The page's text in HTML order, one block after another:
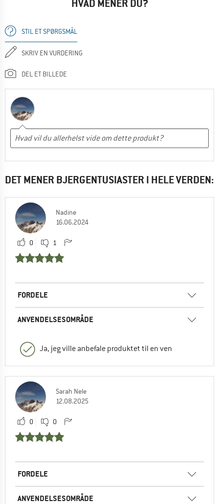
HVAD MENER DU?
STIL ET SPØRGSMÅL
SKRIV EN VURDERING
DEL ET BILLEDE
DET MENER BJERGENTUSIASTER I HELE VERDEN:
Nadine
16.06.2024
0 1
FORDELE
ANVENDELSESOMRÅDE
Ja, jeg ville anbefale produktet til en ven
Sarah Nele
12.08.2025
0 0
FORDELE
ANVENDELSESOMRÅDE